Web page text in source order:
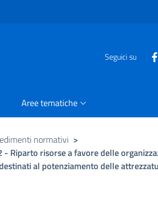
Seguici su
Aree tematiche
normativi >
Riparto risorse a favore delle
al potenziamento delle